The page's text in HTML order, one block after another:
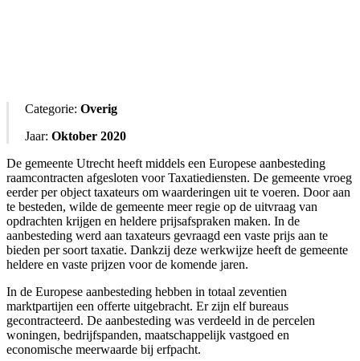
Categorie: Overig
Jaar: Oktober 2020
De gemeente Utrecht heeft middels een Europese aanbesteding
raamcontracten afgesloten voor Taxatiediensten. De gemeente vroeg
eerder per object taxateurs om waarderingen uit te voeren. Door aan
te besteden, wilde de gemeente meer regie op de uitvraag van
opdrachten krijgen en heldere prijsafspraken maken. In de
aanbesteding werd aan taxateurs gevraagd een vaste prijs aan te
bieden per soort taxatie. Dankzij deze werkwijze heeft de gemeente
heldere en vaste prijzen voor de komende jaren.
In de Europese aanbesteding hebben in totaal zeventien
marktpartijen een offerte uitgebracht. Er zijn elf bureaus
gecontracteerd. De aanbesteding was verdeeld in de percelen
woningen, bedrijfspanden, maatschappelijk vastgoed en
economische meerwaarde bij erfpacht.